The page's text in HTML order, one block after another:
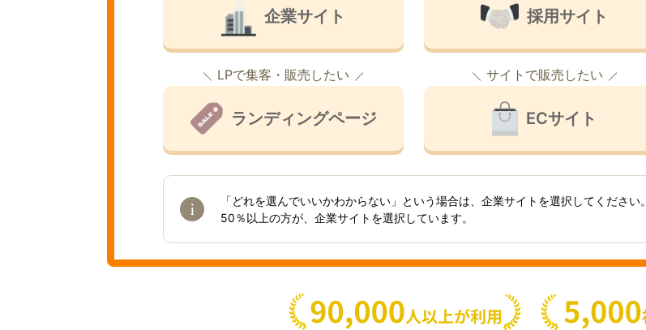
企業サイト 採用サイト
LPで集客・販売したい
ランディングページ
サイトで販売したい
ECサイト
「どれを選んでいいかわからない」という場合は、企業サイトを選択してください。
50％以上の方が、企業サイトを選択しています。